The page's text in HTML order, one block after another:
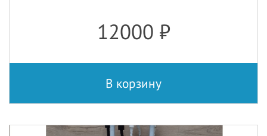
12000 ₽
В корзину